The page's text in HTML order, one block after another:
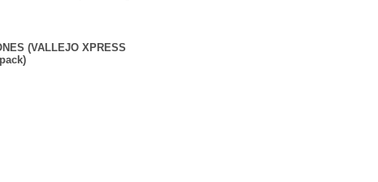
(VALLEJO XPRESS